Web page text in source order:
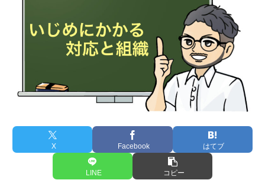
X Facebook はてブ
LINE コピー